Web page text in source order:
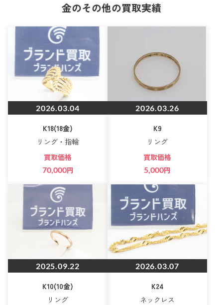
金のその他の買取実績
2026.03.04
K18(18金)
リング・指輪
買取価格
70,000円
2026.03.26
K9
リング
買取価格
5,000円
2025.09.22
K10(10金)
リング
2026.03.07
K24
ネックレス